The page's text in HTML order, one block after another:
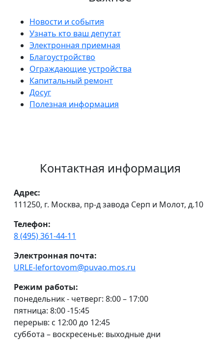
Новости и события
Узнать кто ваш депутат
Электронная приемная
Благоустройство
Ограждающие устройства
Капитальный ремонт
Досуг
Полезная информация
Контактная информация
Адрес:
111250, г. Москва, пр-д завода Серп и Молот, д.10
Телефон:
8 (495) 361-44-11
Электронная почта:
URLE-lefortovom@puvao.mos.ru
Режим работы:
понедельник - четверг: 8:00 – 17:00
пятница: 8:00 -15:45
перерыв: с 12:00 до 12:45
суббота – воскресенье: выходные дни